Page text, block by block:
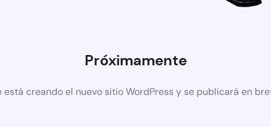
Próximamente
está creando el nuevo sitio WordPress y se publicará en